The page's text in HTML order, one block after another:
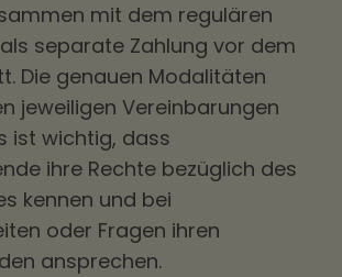
mit dem regulären
separate Zahlung vor dem
Die genauen Modalitäten
jeweiligen Vereinbarungen
ist wichtig, dass
ihre Rechte bezüglich des
kennen und bei
oder Fragen ihren
ansprechen.